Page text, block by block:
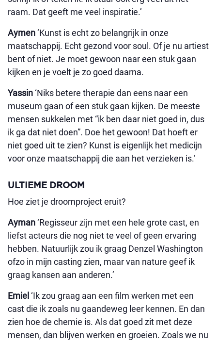
raam. Dat geeft me veel inspiratie.’
Aymen‘Kunst is echt zo belangrijk in onze
maatschappij. Echt gezond voor soul. Of je nu artiest
bent of niet. Je moet gewoon naar een stuk gaan
kijken en je voelt je zo goed daarna.
Yassin‘Niks betere therapie dan eens naar een
museum gaan of een stuk gaan kijken. De meeste
mensen sukkelen met “ik ben daar niet goed in, dus
ik ga dat niet doen”. Doe het gewoon! Dat hoeft er
niet goed uit te zien? Kunst is eigenlijk het medicijn
voor onze maatschappij die aan het verzieken is.’
ULTIEME DROOM
Hoe ziet je droomproject eruit?
Ayman‘Regisseur zijn met een hele grote cast, en
liefst acteurs die nog niet te veel of geen ervaring
hebben. Natuurlijk zou ik graag Denzel Washington
ofzo in mijn casting zien, maar van nature geef ik
graag kansen aan anderen.’
Emiel ‘Ik zou graag aan een film werken met een
cast die ik zoals nu gaandeweg leer kennen. En dan
zien hoe de chemie is. Als dat goed zit met deze
mensen, dan blijven werken en groeien. Zoals we nu